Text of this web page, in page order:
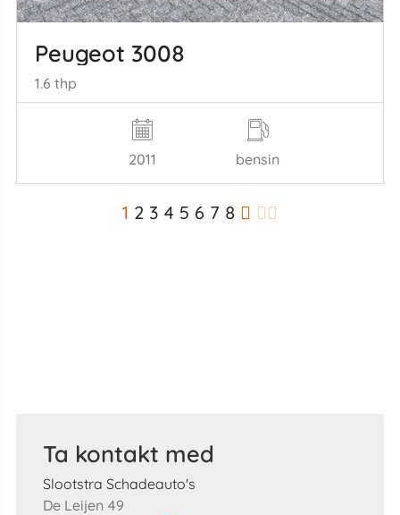
Peugeot 3008
1.6 thp
2011 bensin
1 2 3 4 5 6 7 8
Ta kontakt med
Slootstra Schadeauto's
De Leijen 49